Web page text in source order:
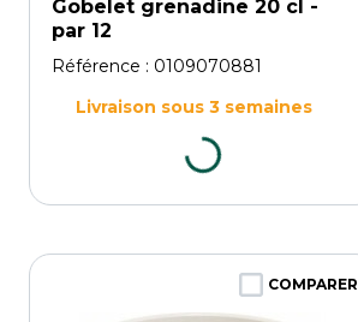
Gobelet grenadine 20 cl -
par 12
Référence : 0109070881
Livraison sous 3 semaines
COMPARER